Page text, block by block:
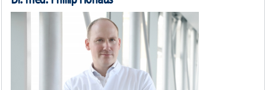
VERANSTALTUNGEN / NEWS